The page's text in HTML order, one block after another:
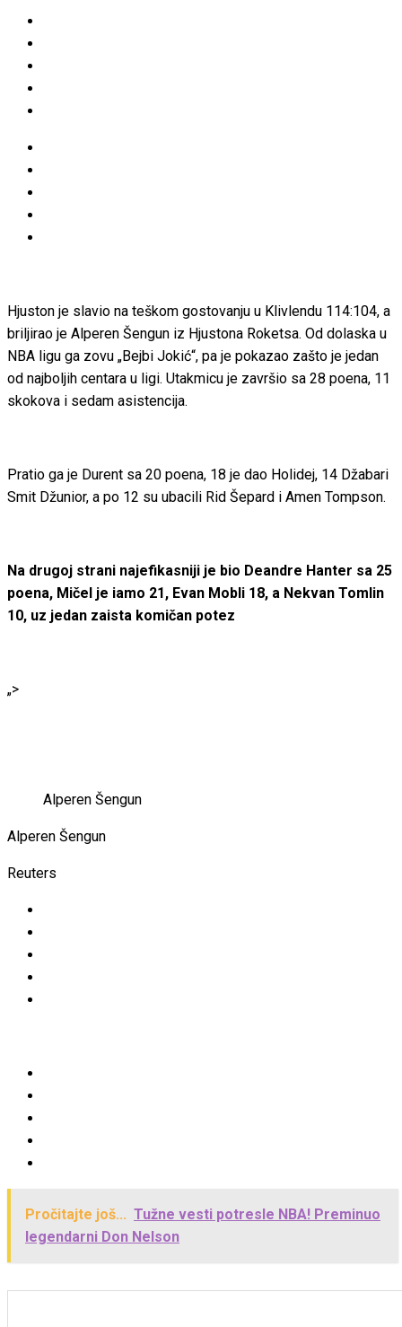
Hjuston je slavio na teškom gostovanju u Klivlendu 114:104, a
briljirao je Alperen Šengun iz Hjustona Roketsa. Od dolaska u
NBA ligu ga zovu „Bejbi Jokić“, pa je pokazao zašto je jedan
od najboljih centara u ligi. Utakmicu je završio sa 28 poena, 11
skokova i sedam asistencija.
Pratio ga je Durent sa 20 poena, 18 je dao Holidej, 14 Džabari
Smit Džunior, a po 12 su ubacili Rid Šepard i Amen Tompson.
Na drugoj strani najefikasniji je bio Deandre Hanter sa 25
poena, Mičel je iamo 21, Evan Mobli 18, a Nekvan Tomlin
10, uz jedan zaista komičan potez
„>
Alperen Šengun
Alperen Šengun
Reuters
Pročitajte još... Tužne vesti potresle NBA! Preminuo
legendarni Don Nelson